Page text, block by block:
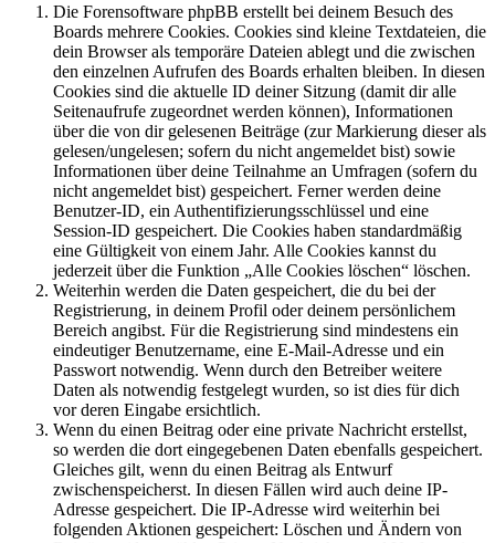
Die Forensoftware phpBB erstellt bei deinem Besuch des
Boards mehrere Cookies. Cookies sind kleine Textdateien, die
dein Browser als temporäre Dateien ablegt und die zwischen
den einzelnen Aufrufen des Boards erhalten bleiben. In diesen
Cookies sind die aktuelle ID deiner Sitzung (damit dir alle
Seitenaufrufe zugeordnet werden können), Informationen
über die von dir gelesenen Beiträge (zur Markierung dieser als
gelesen/ungelesen; sofern du nicht angemeldet bist) sowie
Informationen über deine Teilnahme an Umfragen (sofern du
nicht angemeldet bist) gespeichert. Ferner werden deine
Benutzer-ID, ein Authentifizierungsschlüssel und eine
Session-ID gespeichert. Die Cookies haben standardmäßig
eine Gültigkeit von einem Jahr. Alle Cookies kannst du
jederzeit über die Funktion „Alle Cookies löschen“ löschen.
Weiterhin werden die Daten gespeichert, die du bei der
Registrierung, in deinem Profil oder deinem persönlichem
Bereich angibst. Für die Registrierung sind mindestens ein
eindeutiger Benutzername, eine E-Mail-Adresse und ein
Passwort notwendig. Wenn durch den Betreiber weitere
Daten als notwendig festgelegt wurden, so ist dies für dich
vor deren Eingabe ersichtlich.
Wenn du einen Beitrag oder eine private Nachricht erstellst,
so werden die dort eingegebenen Daten ebenfalls gespeichert.
Gleiches gilt, wenn du einen Beitrag als Entwurf
zwischenspeicherst. In diesen Fällen wird auch deine IP-
Adresse gespeichert. Die IP-Adresse wird weiterhin bei
folgenden Aktionen gespeichert: Löschen und Ändern von